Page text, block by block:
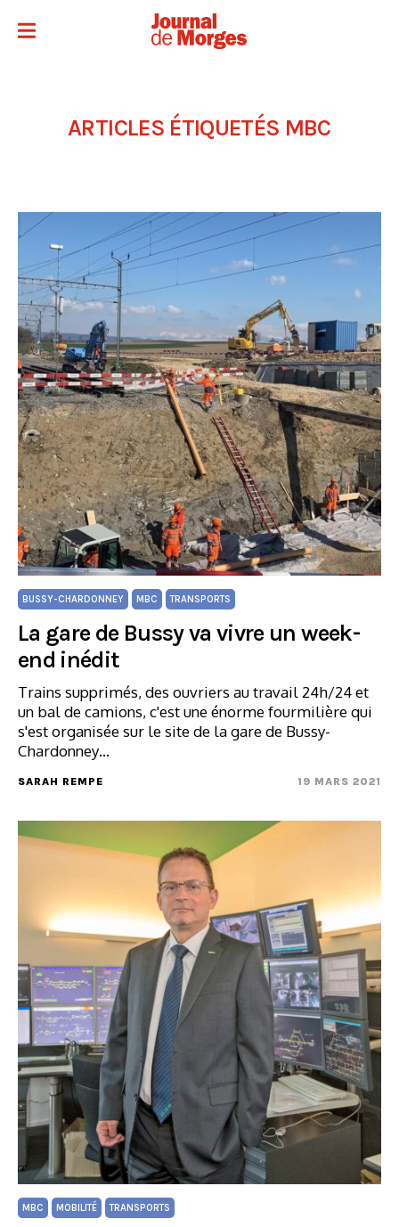
ARTICLES ÉTIQUETÉS MBC
BUSSY-CHARDONNEY MBC TRANSPORTS
La gare de Bussy va vivre un week-
end inédit
Trains supprimés, des ouvriers au travail 24h/24 et
un bal de camions, c'est une énorme fourmilière qui
s'est organisée sur le site de la gare de Bussy-
Chardonney…
SARAH REMPE 19 MARS 2021
MBC MOBILITÉ TRANSPORTS